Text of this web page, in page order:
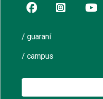
/ guaraní
/ campus
Buscar: